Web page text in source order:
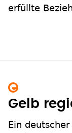
erfüllte
Gelb
Ein